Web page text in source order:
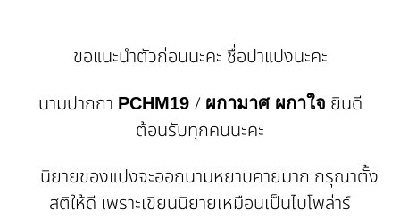
ขอแนะนำตัวก่อนนะคะ ชื่อปาแปงนะคะ
นามปากกา PCHM19 / ผกามาศ ผกาใจ ยินดี
ต้อนรับทุกคนนะคะ
นิยายของแปงจะออกนามหยาบคายมาก กรุณาตั้ง
สติให้ดี เพราะเขียนนิยายเหมือนเป็นไบโพล่าร์